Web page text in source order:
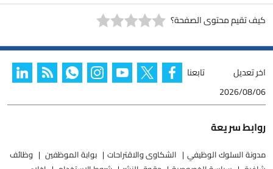
كيف تقيم محتوى الصفحة؟
اخر تعديل
2026/08/06
تابعنا
روابط سريعة
مدونة السلوك الوظيفي الشكاوى والاقتراحات بوابة الموظفين
وظائف